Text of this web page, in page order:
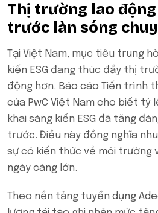
Thị trường lao
trước làn sóng
Tại Việt Nam, mục tiêu trung
kiến ESG đang thúc đẩy thị
động hơn. Báo cáo Tiến trình
của PwC Việt Nam cho biết tỷ
khai sáng kiến ESG đã tăng
trước. Điều này đồng nghĩa
sự có kiến thức về môi trường
ngày càng lớn.
Theo nền tảng tuyển dụng